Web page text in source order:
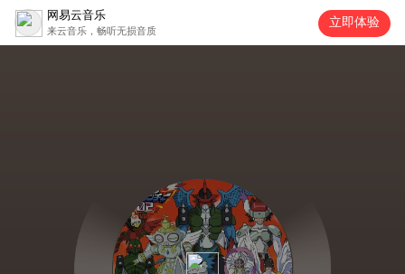
网易云音乐
来云音乐，畅听无损音质
立即体验